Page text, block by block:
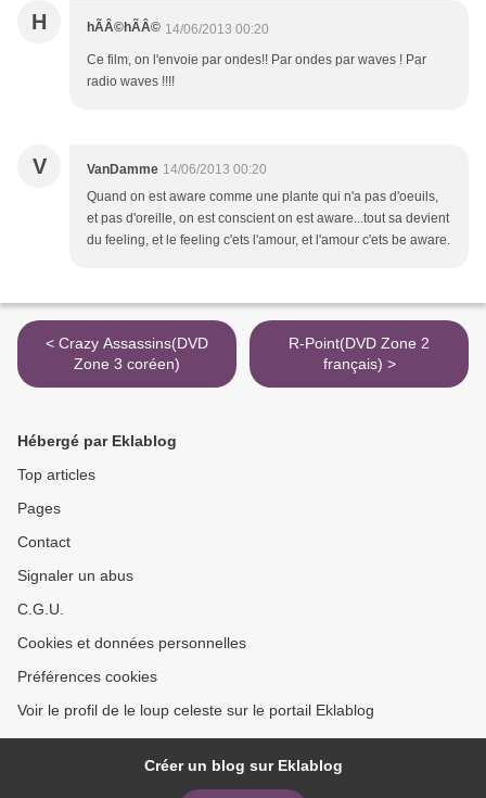
H hÃÂ©hÃÂ© 14/06/2013 00:20
Ce film, on l'envoie par ondes!! Par ondes par waves ! Par
radio waves !!!!
V VanDamme 14/06/2013 00:20
Quand on est aware comme une plante qui n'a pas d'oeuils,
et pas d'oreille, on est conscient on est aware...tout sa devient
du feeling, et le feeling c'ets l'amour, et l'amour c'ets be aware.
< Crazy Assassins(DVD
Zone 3 coréen)
R-Point(DVD Zone 2
français) >
Hébergé par Eklablog
Top articles
Pages
Contact
Signaler un abus
C.G.U.
Cookies et données personnelles
Préférences cookies
Voir le profil de le loup celeste sur le portail Eklablog
Créer un blog sur Eklablog